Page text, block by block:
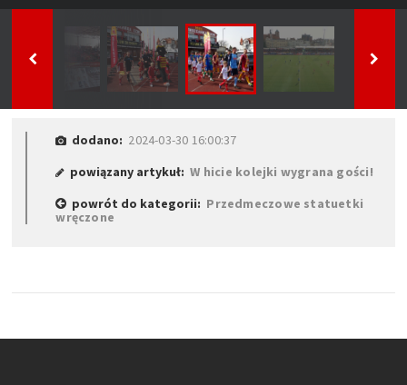
dodano: 2024-03-30 16:00:37
powiązany artykuł:W hicie kolejki wygrana gości!
powrót do kategorii: Przedmeczowe statuetki
wręczone